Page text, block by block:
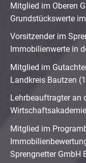
Mitglied im Oberen
Grundstückswerte
Vorsitzender im
Immobilienwerte in
Mitglied im
Landkreis Bautzen
Lehrbeauftragter an
Mitglied im
Sprengnetter GmbH